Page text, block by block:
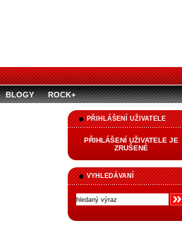
BLOGY ROCK+
PŘIHLÁŠENÍ UŽIVATELE
PŘIHLÁŠENÍ UŽIVATELE JE
ZRUŠENÉ
VYHLEDÁVANÍ